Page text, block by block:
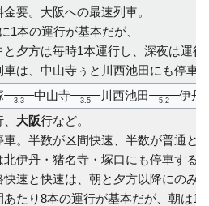
要。大阪への最速列車。
1本の運行が基本だが、
と夕方は毎時1本運行し、深夜は運行
車は、中山寺ぅと川西池田にも停車
3.3 中山寺 3.5 川西池田 5.2 伊丹
大阪行など。
車。半数が区間快速、半数が普通と
北伊丹・猪名寺・塚口にも停車する
快速と快速は、朝と夕方以降にのみ
あたり8本の運行が基本だが、朝は12